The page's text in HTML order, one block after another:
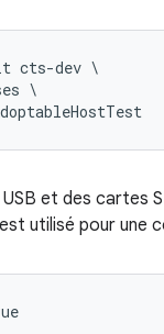
cts-dev \
\
et des cartes
utilisé pour une